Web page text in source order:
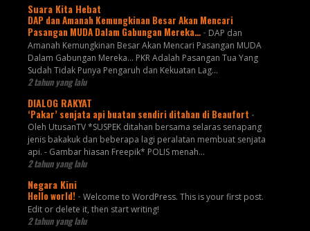
Suara Kita Hebat
DAP dan Amanah Kemungkinan Besar Akan Mencari
Pasangan MUDA Dalam Gabungan Mereka… - DAP dan
Amanah Kemungkinan Besar Akan Mencari Pasangan MUDA
Dalam Gabungan Mereka… PKR Adalah Pasangan Tua Yang
Sudah Tidak Punya Pengaruh dan Kekuatan Lag...
2 tahun yang lalu
DIALOG RAKYAT
‘Pakar’ senjata api buatan sendiri ditahan di Beaufort -
Oleh UtusanTV *SUSPEK ditahan bersama selaras senapang
jenis bakakuk dan beberapa lagi peralatan membuat senjata
api. - Gambar hiasan Freepik* POLIS menah...
2 tahun yang lalu
Negara Kini
Hello world! - Welcome to WordPress. This is your first post.
Edit or delete it, then start writing!
2 tahun yang lalu